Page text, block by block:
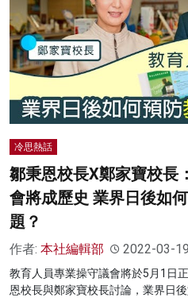
冷思熱話
鄒秉恩校長X鄭家寶校長
會將成歷史 業界日後如
題？
作者: 本社編輯部 2022-03-19
教育人員專業操守議會將於5月1日
恩校長與鄭家寶校長討論，業界日